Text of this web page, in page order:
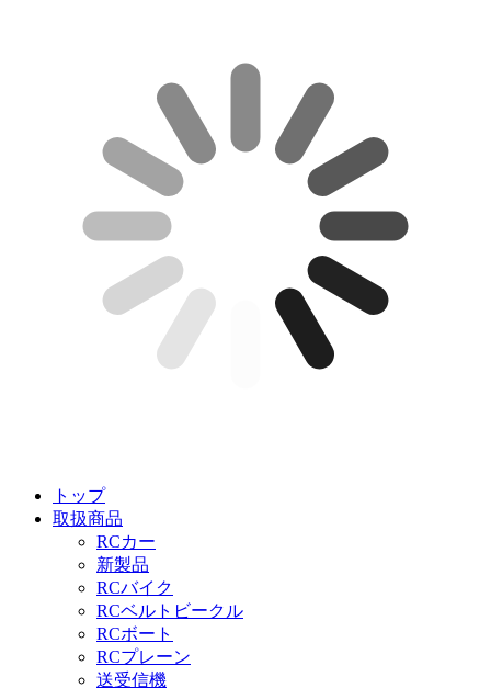
トップ
取扱商品
RCカー
新製品
RCバイク
RCベルトビークル
RCボート
RCプレーン
送受信機